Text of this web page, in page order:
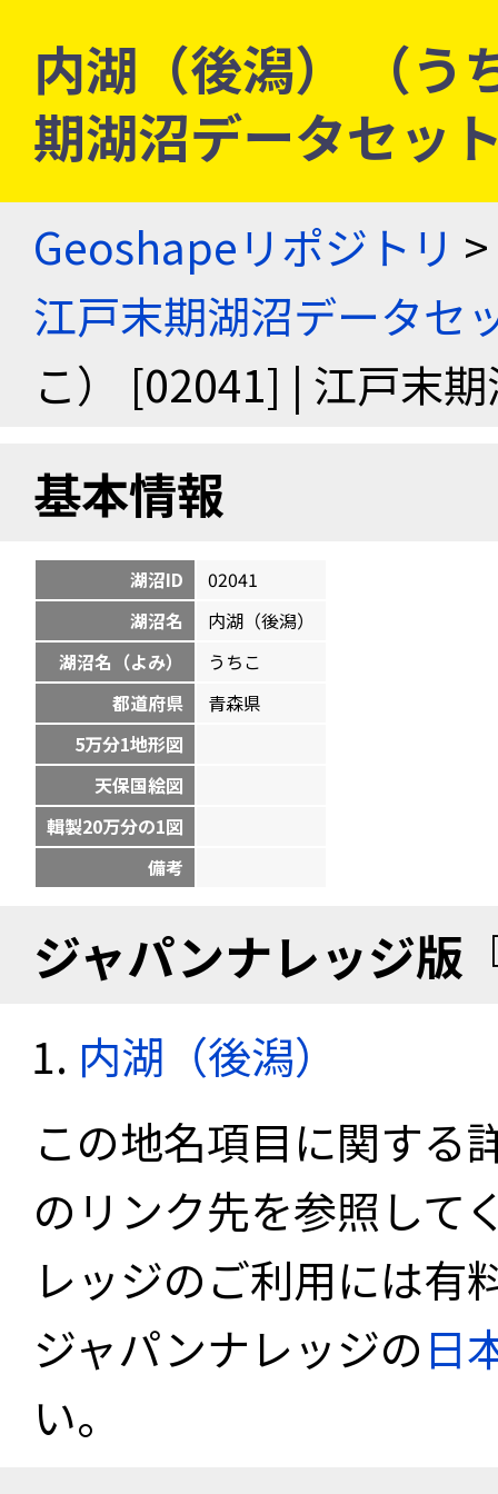
内湖（後潟） （
期湖沼データセッ
Geoshapeリポジトリ >
江戸末期湖沼データセ
こ） [02041] | 江戸末
基本情報
湖沼ID
02041
湖沼名
内湖（後潟）
湖沼名（よみ）
うちこ
都道府県
青森県
5万分1地形図
天保国絵図
輯製20万分の1図
備考
ジャパンナレッジ版
内湖（後潟）
この地名項目に関する
のリンク先を参照して
レッジのご利用には有
ジャパンナレッジの日
い。